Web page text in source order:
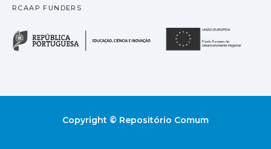
RCAAP FUNDERS
República Portuguesa
Copyright © Repositório Comum